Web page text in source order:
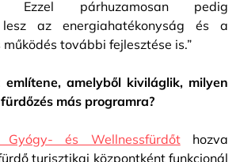
Ezzel párhuzamosan pedig
lesz az energiahatékonyság és a
további fejlesztése is.”
amelyből kiviláglik, milyen
más programra?
és Wellnessfürdőthozva
turisztikai központként funkcionál